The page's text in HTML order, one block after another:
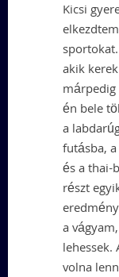
Kicsi
akik
én bele
a
futásba,
és a thai-
részt
a
volna